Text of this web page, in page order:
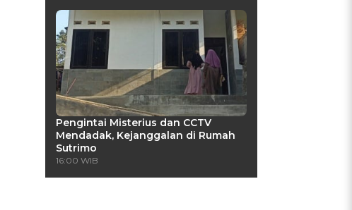
Pengintai Misterius dan CCTV
Mendadak, Kejanggalan di Rumah
Sutrimo
16:00 WIB